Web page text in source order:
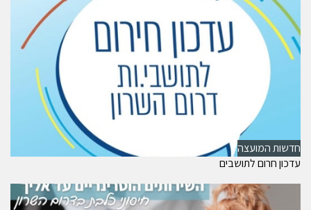
חדשות המועצה
עדכון חרום לתושבים